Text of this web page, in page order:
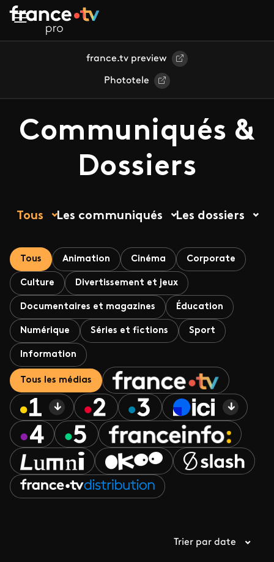
Aller au contenu principal
france.tv preview
Phototele
Communiqués &
Dossiers
Tous Les communiqués Les dossiers
Tous Animation Cinéma Corporate
Culture Divertissement et jeux
Documentaires et magazines Éducation
Numérique Séries et fictions Sport
Information
Tous les médias
Trier par date